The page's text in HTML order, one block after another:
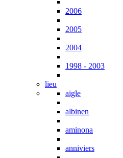
2006
2005
2004
1998 - 2003
lieu
aigle
albinen
aminona
anniviers